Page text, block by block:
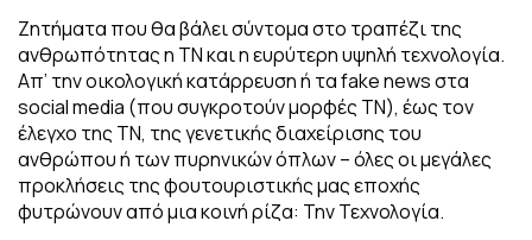
Ζητήματα που θα βάλει σύντομα στο τραπέζι της
ανθρωπότητας η ΤΝ και η ευρύτερη υψηλή τεχνολογία.
Απ’ την οικολογική κατάρρευση ή τα fake news στα
social media (που συγκροτούν μορφές ΤΝ), έως τον
έλεγχο της ΤΝ, της γενετικής διαχείρισης του
ανθρώπου ή των πυρηνικών όπλων – όλες οι μεγάλες
προκλήσεις της φουτουριστικής μας εποχής
φυτρώνουν από μια κοινή ρίζα: Την Τεχνολογία.